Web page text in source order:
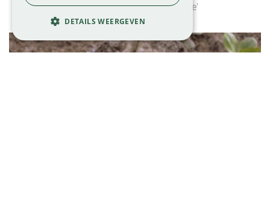
Bergenia 'Bressingham White'
DETAILS WEERGEVEN